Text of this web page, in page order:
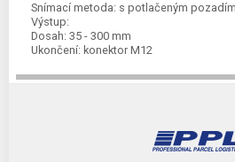
Snímací metoda: s potlačeným pozadím
Výstup:
Dosah: 35 - 300 mm
Ukončení: konektor M12